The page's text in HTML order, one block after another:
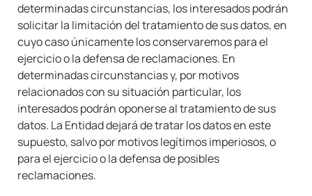
determinadas circunstancias, los interesados podrán
solicitar la limitación del tratamiento de sus datos, en
cuyo caso únicamente los conservaremos para el
ejercicio o la defensa de reclamaciones. En
determinadas circunstancias y, por motivos
relacionados con su situación particular, los
interesados podrán oponerse al tratamiento de sus
datos. La Entidad dejará de tratar los datos en este
supuesto, salvo por motivos legítimos imperiosos, o
para el ejercicio o la defensa de posibles
reclamaciones.